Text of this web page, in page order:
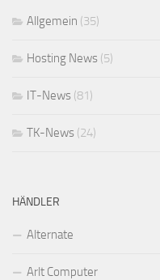
Allgemein (35)
Hosting News (5)
IT-News (81)
TK-News (24)
HÄNDLER
Alternate
Arlt Computer